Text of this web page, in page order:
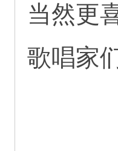
当然更
歌唱家